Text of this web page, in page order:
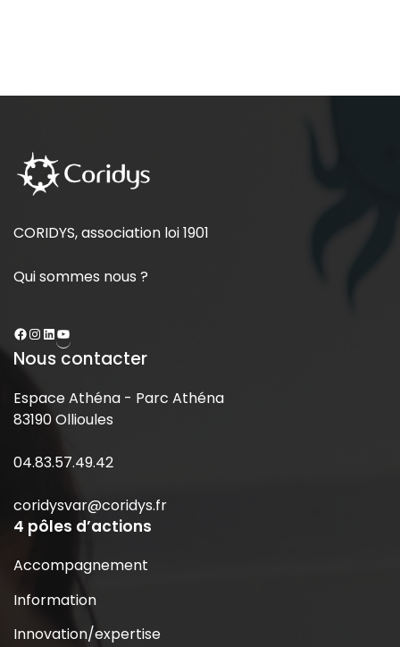
CORIDYS, association loi 1901
Qui sommes nous ?
Nous contacter
Espace Athéna - Parc Athéna
83190 Ollioules
04.83.57.49.42
coridysvar@coridys.fr
4 pôles d’actions
Accompagnement
Information
Innovation/expertise